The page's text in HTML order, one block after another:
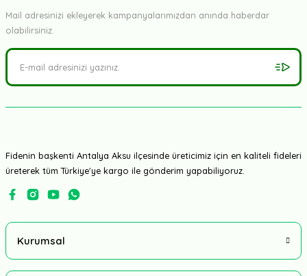
Mail adresinizi ekleyerek kampanyalarımızdan anında haberdar
olabilirsiniz.
Fidenin başkenti Antalya Aksu ilçesinde üreticimiz için en kaliteli fideleri
üreterek tüm Türkiye'ye kargo ile gönderim yapabiliyoruz.
Kurumsal